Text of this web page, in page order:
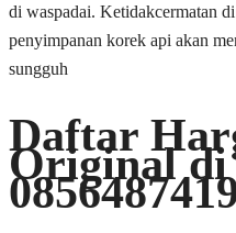
di waspadai. Ketidakcermatan
penyimpanan korek api akan
sungguh
Daftar
Original